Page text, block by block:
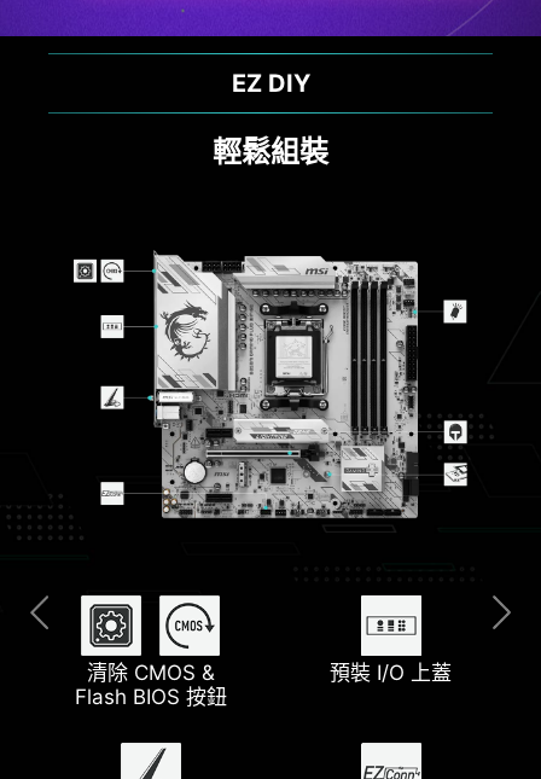
散熱解決方案
最佳效能
加大散熱片 M.2 Shield Frozr
2.5G LAN Wi-Fi 6E 解決方案
清除 CMOS &
Flash BIOS 按鈕
預裝 I/O 上蓋